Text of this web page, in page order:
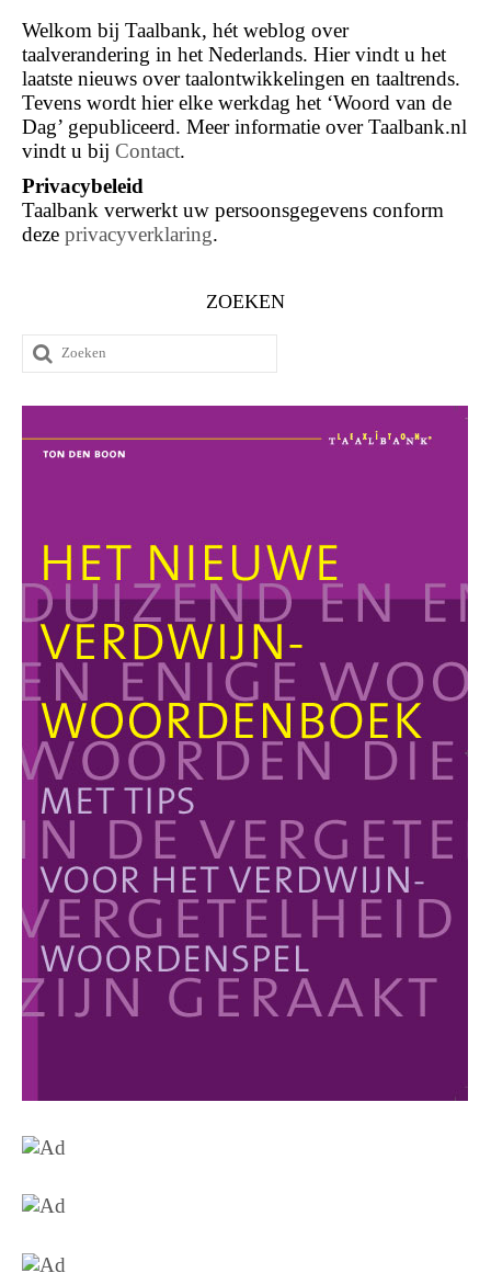
Welkom bij Taalbank, hét weblog over
taalverandering in het Nederlands. Hier vindt u het
laatste nieuws over taalontwikkelingen en taaltrends.
Tevens wordt hier elke werkdag het ‘Woord van de
Dag’ gepubliceerd. Meer informatie over Taalbank.nl
vindt u bij Contact.
Privacybeleid
Taalbank verwerkt uw persoonsgegevens conform
deze privacyverklaring.
ZOEKEN
Zoeken
naar: